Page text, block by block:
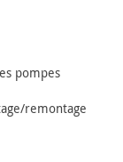
pompes
remontage